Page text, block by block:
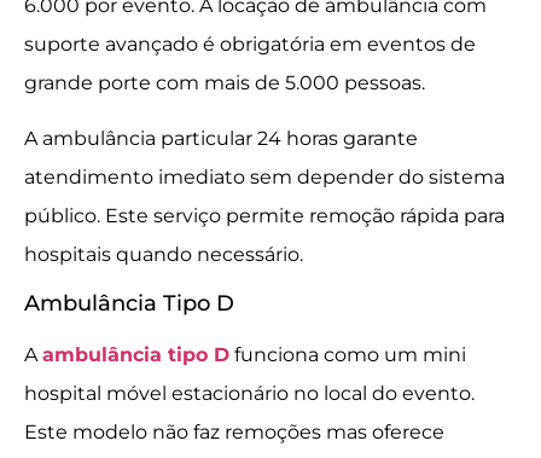
6.000 por evento. A locação de ambulância com
suporte avançado é obrigatória em eventos de
grande porte com mais de 5.000 pessoas.
A ambulância particular 24 horas garante
atendimento imediato sem depender do sistema
público. Este serviço permite remoção rápida para
hospitais quando necessário.
Ambulância Tipo D
Aambulância tipo D funciona como um mini
hospital móvel estacionário no local do evento.
Este modelo não faz remoções mas oferece